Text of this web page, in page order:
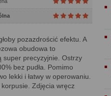
pozazdrościć efektu. A
obudowa to
super precyzyjnie. Ostrzy
bez pudła. Pomimo
lekki i łatwy w operowaniu.
Zdjęcia wręcz